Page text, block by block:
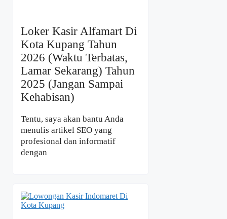
Loker Kasir Alfamart Di
Kota Kupang Tahun
2026 (Waktu Terbatas,
Lamar Sekarang) Tahun
2025 (Jangan Sampai
Kehabisan)
Tentu, saya akan bantu Anda
menulis artikel SEO yang
profesional dan informatif
dengan